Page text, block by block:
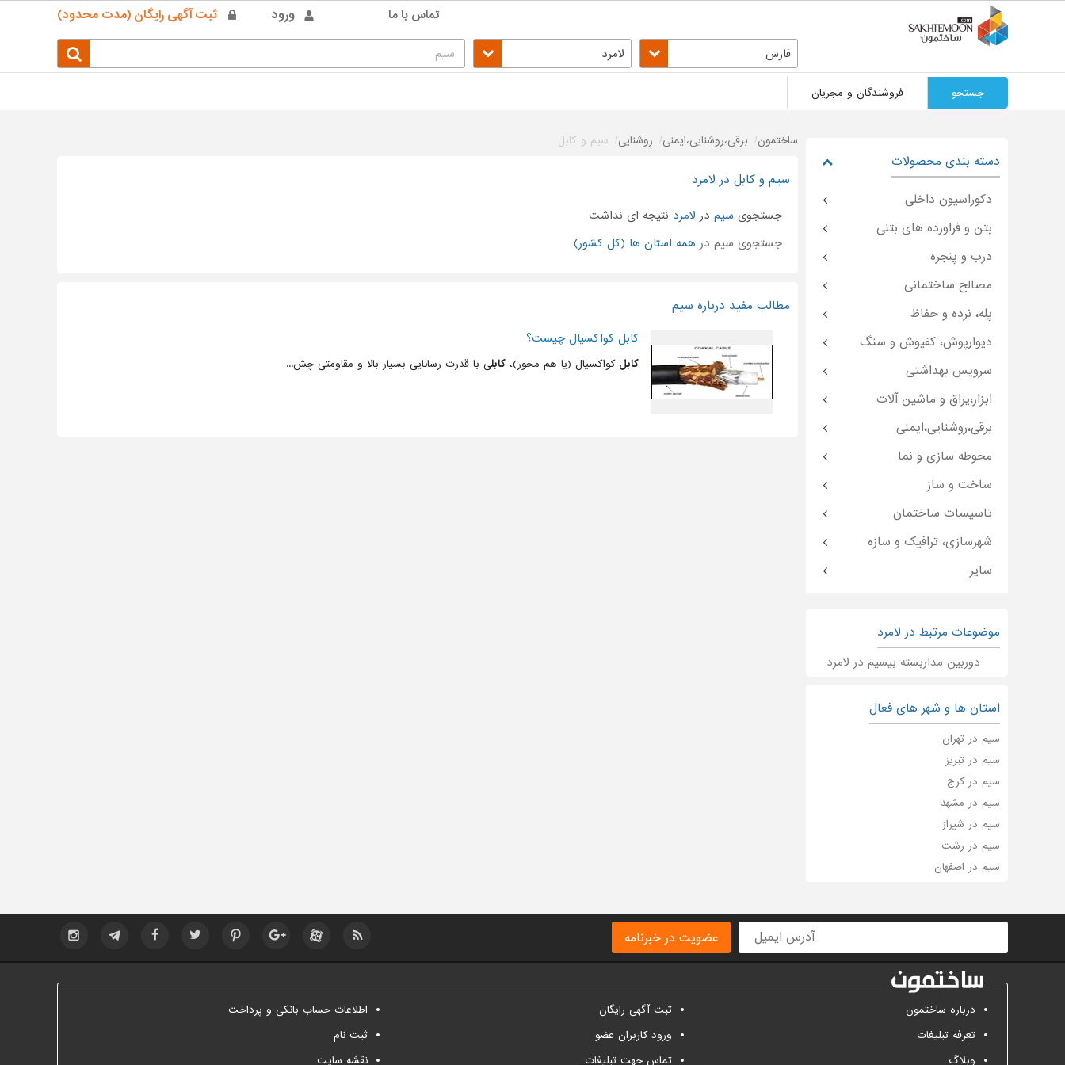
ورود ثبت آگهی رایگان (مدت محدود) تماس با ما
فارس لامرد
جستجو فروشندگان و مجریان
ساختمون برقی،روشنایی،ایمنی روشنایی سیم و کابل
سیم و کابل در لامرد
جستجوی سیم در لامرد نتیجه ای نداشت
جستجوی سیم در همه استان ها (کل کشور)
مطالب مفید درباره سیم
کابل کواکسیال چیست؟
کابل کواکسیال (یا هم محور)، کابلی با قدرت رسانایی بسیار بالا و مقاومتی چش...
دسته بندی محصولات
دکوراسیون داخلی
بتن و فراورده های بتنی
درب و پنجره
مصالح ساختمانی
پله، نرده و حفاظ
دیوارپوش، کفپوش و سنگ
سرویس بهداشتی
ابزار،یراق و ماشین آلات
برقی،روشنایی،ایمنی
محوطه سازی و نما
ساخت و ساز
تاسیسات ساختمان
شهرسازی، ترافیک و سازه
سایر
موضوعات مرتبط در لامرد
دوربین مداربسته بیسیم در لامرد
استان ها و شهر های فعال
سیم در تهران
سیم در تبریز
سیم در کرج
سیم در مشهد
سیم در شیراز
سیم در رشت
سیم در اصفهان
عضویت در خبرنامه
درباره ساختمون
تعرفه تبلیغات
وبلاگ
ثبت آگهی رایگان
ورود کاربران عضو
تماس جهت تبلیغات
اطلاعات حساب بانکی و پرداخت
ثبت نام
نقشه سایت